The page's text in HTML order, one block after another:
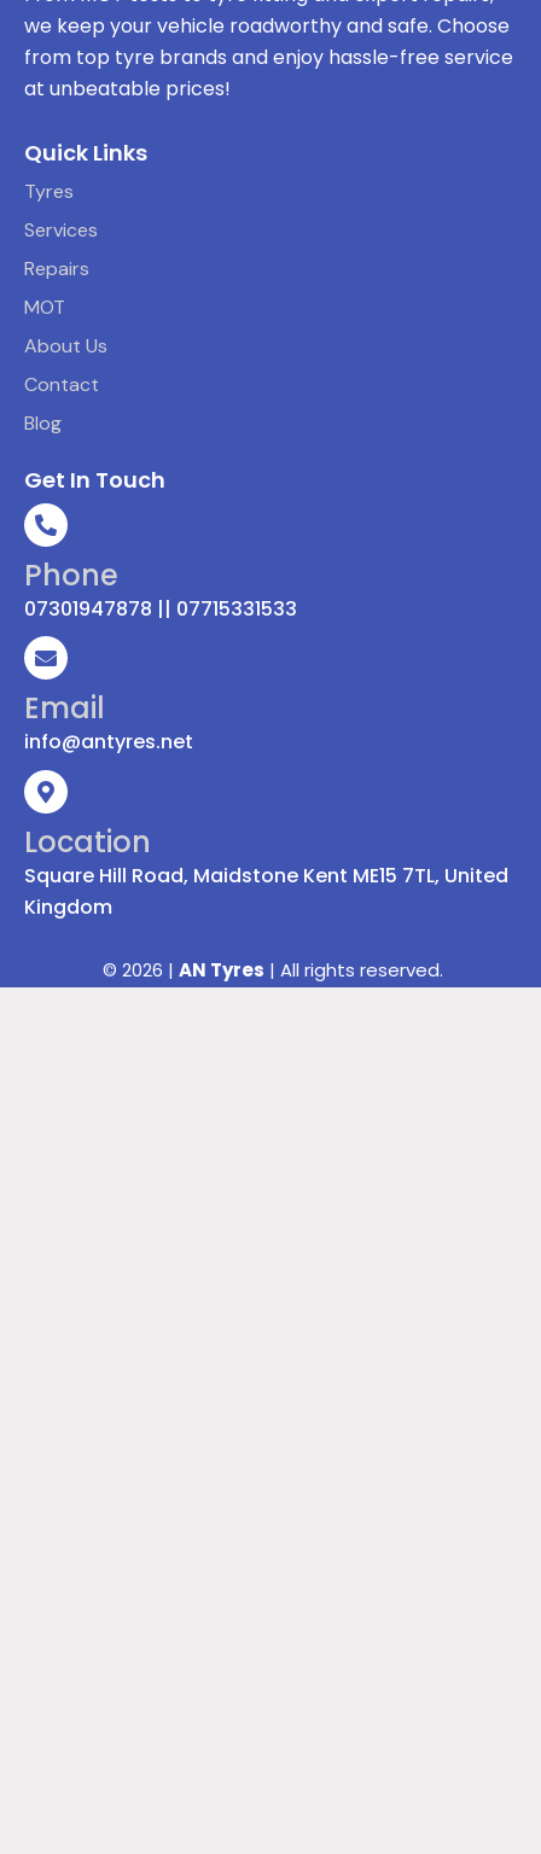
we keep your vehicle roadworthy and safe. Choose
from top tyre brands and enjoy hassle-free service
at unbeatable prices!
Quick Links
Tyres
Services
Repairs
MOT
About Us
Contact
Blog
Get In Touch
Phone
07301947878 || 07715331533
Email
info@antyres.net
Location
Square Hill Road, Maidstone Kent ME15 7TL, United
Kingdom
© 2026 | AN Tyres | All rights reserved.